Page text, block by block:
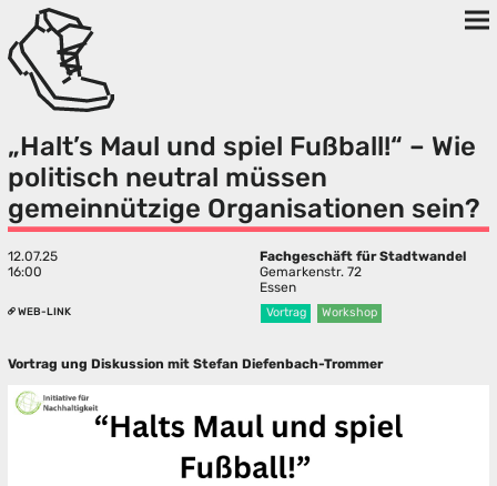
„Halt’s Maul und spiel Fußball!“ – Wie
politisch neutral müssen
gemeinnützige Organisationen sein?
12.07.25
16:00
Fachgeschäft für Stadtwandel
Gemarkenstr. 72
Essen
WEB-LINK Vortrag Workshop
Vortrag ung Diskussion mit Stefan Diefenbach-Trommer